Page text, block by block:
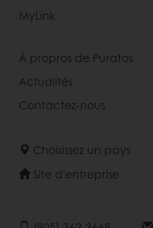
MyLink
À propros de Puratos
Actualités
Contactez-nous
Choisissez un pays
Site d'entreprise